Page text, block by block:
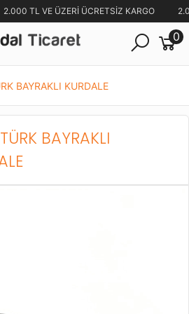
2.000 TL VE ÜZERİ ÜCRETSİZ KARGO
0
BAYRAKLI KURDALE
BAYRAKLI